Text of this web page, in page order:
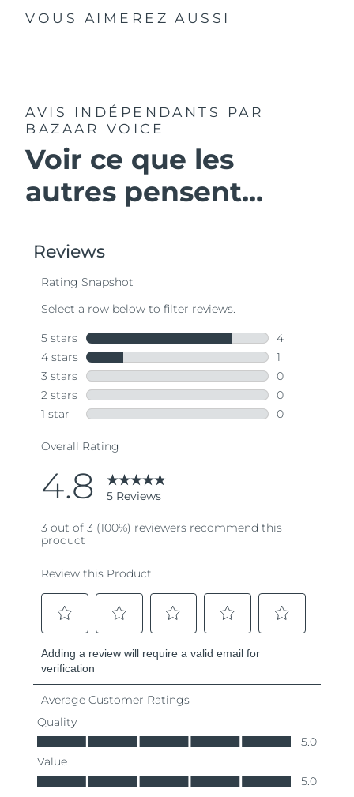
VOUS AIMEREZ AUSSI
AVIS INDÉPENDANTS
PAR
BAZAAR VOICE
Voir ce que les
autres pensent...